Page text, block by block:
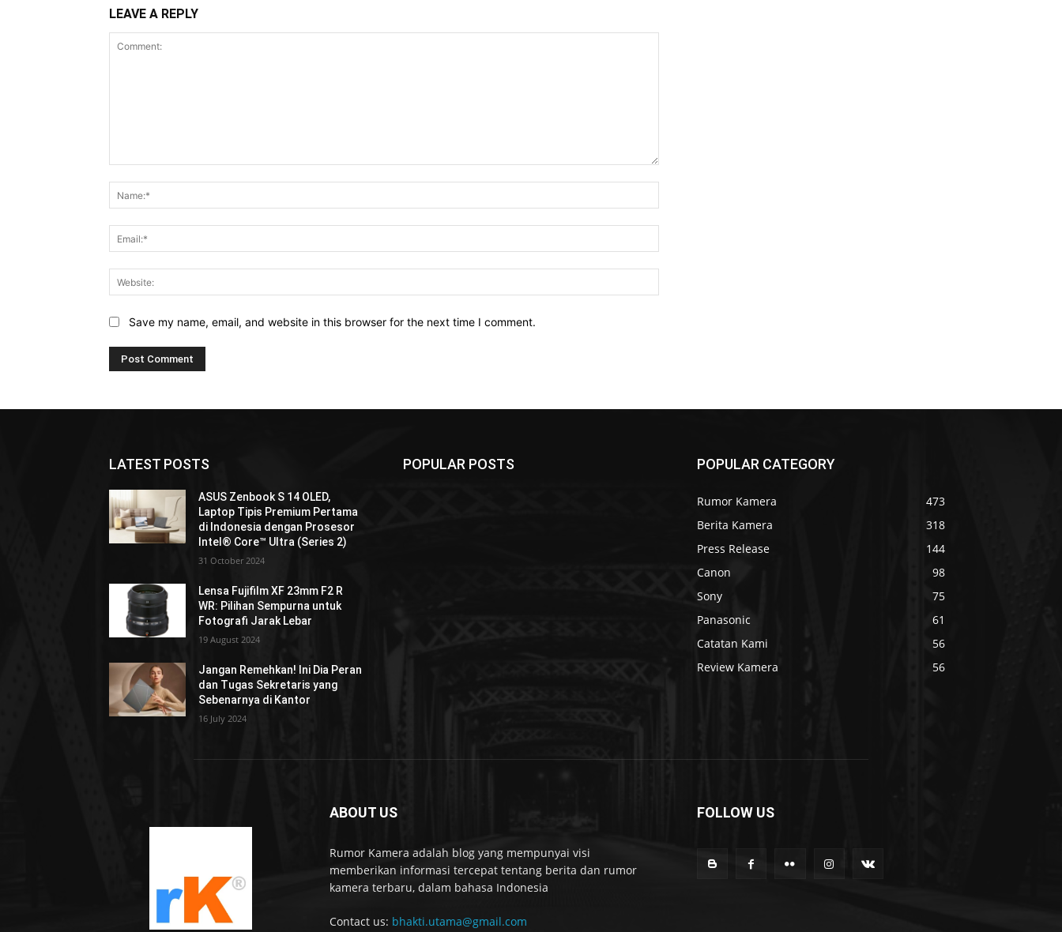
LEAVE A REPLY
Save my name, email, and website in this browser for the next time I comment.
LATEST POSTS
ASUS Zenbook S 14 OLED,
Laptop Tipis Premium Pertama
di Indonesia dengan Prosesor
Intel® Core™ Ultra (Series 2)
31 October 2024
Lensa Fujifilm XF 23mm F2 R
WR: Pilihan Sempurna untuk
Fotografi Jarak Lebar
19 August 2024
Jangan Remehkan! Ini Dia Peran
dan Tugas Sekretaris yang
Sebenarnya di Kantor
16 July 2024
POPULAR POSTS POPULAR CATEGORY
Rumor Kamera
473
Berita Kamera
318
Press Release
144
Canon
98
Sony
75
Panasonic
61
Catatan Kami
56
Review Kamera
56
ABOUT US
Rumor Kamera adalah blog yang mempunyai visi
memberikan informasi tercepat tentang berita dan rumor
kamera terbaru, dalam bahasa Indonesia
Contact us: bhakti.utama@gmail.com
FOLLOW US